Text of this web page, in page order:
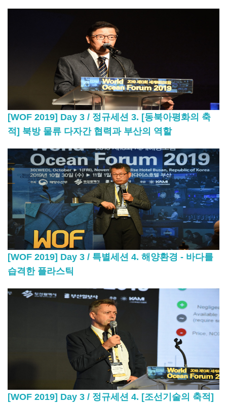
[WOF 2019] Day 3 / 정규세션 3. [동북아평화의 축
적] 북방 물류 다자간 협력과 부산의 역할
[WOF 2019] Day 3 / 특별세션 4. 해양환경 - 바다를
습격한 플라스틱
[WOF 2019] Day 3 / 정규세션 4. [조선기술의 축적]